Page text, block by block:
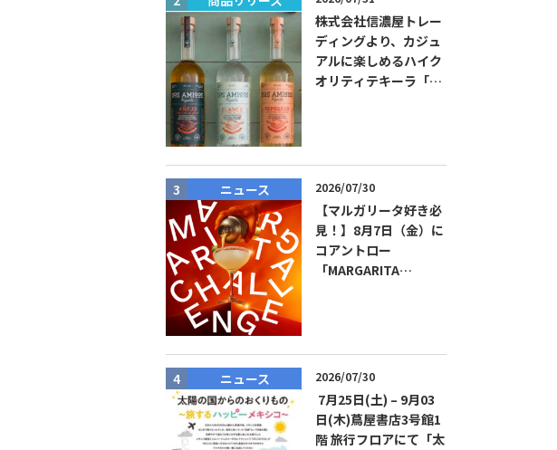
株式会社信濃屋トレー
ディングより、カジュ
アルに楽しめるハイク
オリティテキーラ「ド
ニュース 2026/07/30
【マルガリータ好き必
見！】8月7日（金）に
コアントロー
「MARGARITA
無料！
ニュース 2026/07/30
7月25日(土) – 9月03
日(木)蔦屋書店3号館1
階 旅行フロアにて「太